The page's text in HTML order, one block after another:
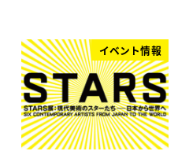
イベント情報